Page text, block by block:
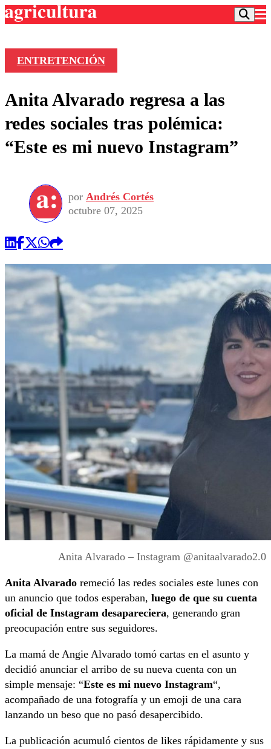
Frecuencias
Agricultura TV
Deportes
Colo Colo
Seleccion Chilena
Torneo Internacional
Universidad de Chile
Entretención
Economía
Internacional
Sustentabilidad
Publicaciones en medios
Opinión
ENTRETENCIÓN
Anita Alvarado regresa a las
redes sociales tras polémica:
“Este es mi nuevo Instagram”
por Andrés Cortés
octubre 07, 2025
Anita Alvarado – Instagram @anitaalvarado2.0
Anita Alvarado remeció las redes sociales este lunes con
un anuncio que todos esperaban, luego de que su cuenta
oficial de Instagram desapareciera, generando gran
preocupación entre sus seguidores.
La mamá de Angie Alvarado tomó cartas en el asunto y
decidió anunciar el arribo de su nueva cuenta con un
simple mensaje: “Este es mi nuevo Instagram“,
acompañado de una fotografía y un emoji de una cara
lanzando un beso que no pasó desapercibido.
La publicación acumuló cientos de likes rápidamente y sus